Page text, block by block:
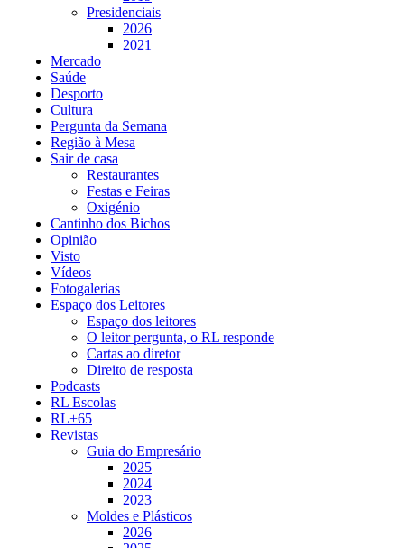
Presidenciais
2026
2021
Mercado
Saúde
Desporto
Cultura
Pergunta da Semana
Região à Mesa
Sair de casa
Restaurantes
Festas e Feiras
Oxigénio
Cantinho dos Bichos
Opinião
Visto
Vídeos
Fotogalerias
Espaço dos Leitores
Espaço dos leitores
O leitor pergunta, o RL responde
Cartas ao diretor
Direito de resposta
Podcasts
RL Escolas
RL+65
Revistas
Guia do Empresário
2025
2024
2023
Moldes e Plásticos
2026